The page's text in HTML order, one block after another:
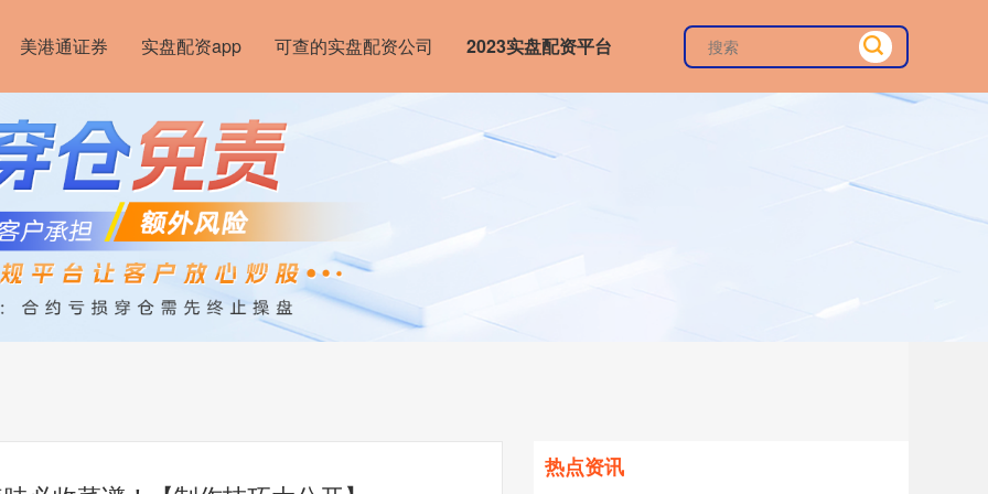
美港通证券 实盘配资app 可查的实盘配资公司 2023实盘配资平台
热点资讯